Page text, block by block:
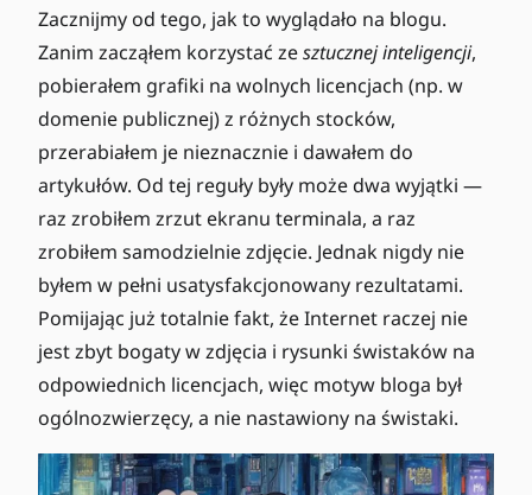
Zacznijmy od tego, jak to wyglądało na blogu.
Zanim zacząłem korzystać zesztucznej inteligencji,
pobierałem grafiki na wolnych licencjach (np. w
domenie publicznej) z różnych stocków,
przerabiałem je nieznacznie i dawałem do
artykułów. Od tej reguły były może dwa wyjątki —
raz zrobiłem zrzut ekranu terminala, a raz
zrobiłem samodzielnie zdjęcie. Jednak nigdy nie
byłem w pełni usatysfakcjonowany rezultatami.
Pomijając już totalnie fakt, że Internet raczej nie
jest zbyt bogaty w zdjęcia i rysunki świstaków na
odpowiednich licencjach, więc motyw bloga był
ogólnozwierzęcy, a nie nastawiony na świstaki.